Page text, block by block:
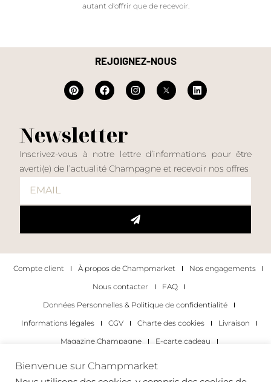
autant d'offrir que de recevoir.
REJOIGNEZ-NOUS
Newsletter
Inscrivez-vous à notre lettre d’informations pour être
averti(e) de l’actualité Champagne et recevoir nos offres
Compte client À propos de Champmarket
Nos engagements
Nous contacter
FAQ
Données Personnelles & Politique de confidentialité
Informations légales
CGV Charte des cookies
Livraison
Magazine Champagne
E-carte cadeau
Les occasions pour déguster du champagne
Pour les particuliers
Bienvenue sur Champmarket